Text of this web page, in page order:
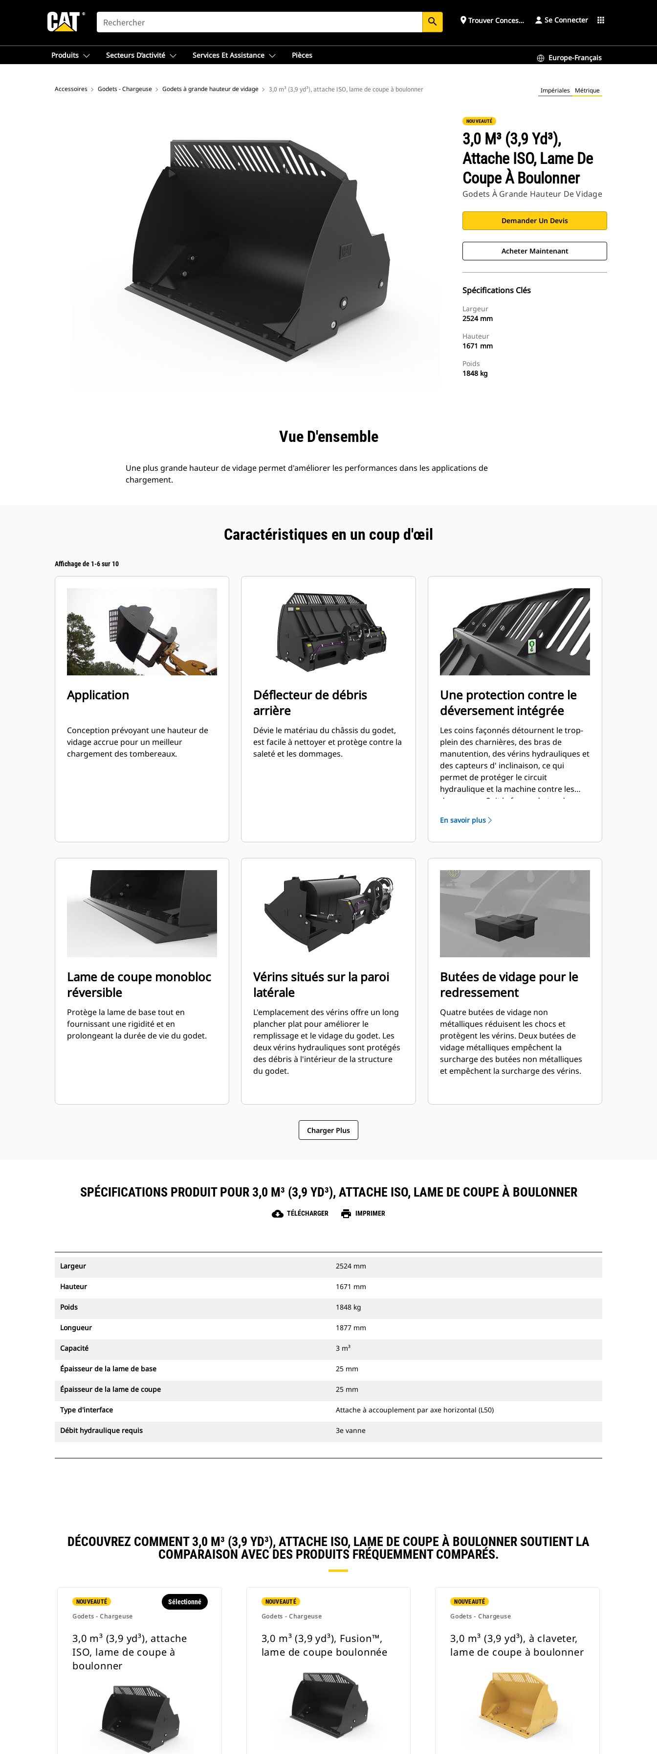
SEARCH search place Trouver ConcessionnaireSe Connecter apps
Produits Secteurs D’activité Services Et Assistance Pièces Europe-Français
Accessoires Godets - Chargeuse Godets à grande hauteur de vidage 3,0 m³ (3,9 yd³), attache ISO, lame de coupe à boulonner Impériales Métrique
NOUVEAUTÉ
3,0 M³ (3,9 Yd³),
Attache ISO, Lame De
Coupe À Boulonner
Godets À Grande Hauteur De Vidage
Demander Un Devis
Acheter Maintenant
Spécifications Clés
Largeur
2524 mm
Hauteur
1671 mm
Poids
1848 kg
Vue D'ensemble
Une plus grande hauteur de vidage permet d'améliorer les performances dans les applications de
chargement.
Caractéristiques en un coup d'œil
Affichage de 1-6 sur 10
Application
Conception prévoyant une hauteur de
vidage accrue pour un meilleur
chargement des tombereaux.
Déflecteur de débris
arrière
Dévie le matériau du châssis du godet,
est facile à nettoyer et protège contre la
saleté et les dommages.
Une protection contre le
déversement intégrée
Les coins façonnés détournent le trop-
plein des charnières, des bras de
manutention, des vérins hydrauliques et
des capteurs d' inclinaison, ce qui
permet de protéger le circuit
hydraulique et la machine contre les
dommages. Suit la forme du tas de
bonne visibilité vers l'avant et en évitant
En savoir plus
Lame de coupe monobloc
réversible
Protège la lame de base tout en
fournissant une rigidité et en
prolongeant la durée de vie du godet.
Vérins situés sur la paroi
latérale
L'emplacement des vérins offre un long
plancher plat pour améliorer le
remplissage et le vidage du godet. Les
deux vérins hydrauliques sont protégés
des débris à l'intérieur de la structure
du godet.
Butées de vidage pour le
redressement
Quatre butées de vidage non
métalliques réduisent les chocs et
protègent les vérins. Deux butées de
vidage métalliques empêchent la
surcharge des butées non métalliques
et empêchent la surcharge des vérins.
Charger Plus
SPÉCIFICATIONS PRODUIT POUR 3,0 M³ (3,9 YD³), ATTACHE ISO, LAME DE COUPE À BOULONNER
cloud_download TÉLÉCHARGER print IMPRIMER
Largeur 2524 mm
Hauteur 1671 mm
Poids 1848 kg
Longueur 1877 mm
Capacité 3 m³
Épaisseur de la lame de base 25 mm
Épaisseur de la lame de coupe 25 mm
Type d'interface Attache à accouplement par axe horizontal (L50)
Débit hydraulique requis 3e vanne
DÉCOUVREZ COMMENT 3,0 M³ (3,9 YD³), ATTACHE ISO, LAME DE COUPE À BOULONNER SOUTIENT LA
COMPARAISON AVEC DES PRODUITS FRÉQUEMMENT COMPARÉS.
NOUVEAUTÉ
Godets - Chargeuse
Sélectionné
3,0 m³ (3,9 yd³), attache
ISO, lame de coupe à
boulonner
NOUVEAUTÉ
Godets - Chargeuse
3,0 m³ (3,9 yd³), Fusion™,
lame de coupe boulonnée
NOUVEAUTÉ
Godets - Chargeuse
3,0 m³ (3,9 yd³), à claveter,
lame de coupe à boulonner